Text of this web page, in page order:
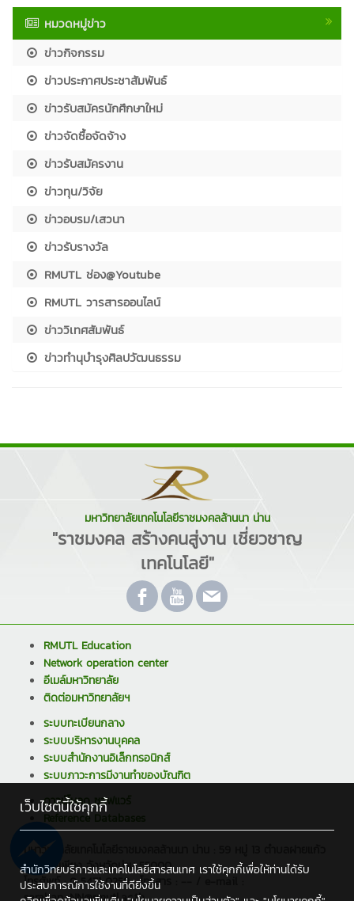
หมวดหมู่ข่าว
ข่าวกิจกรรม
ข่าวประกาศประชาสัมพันธ์
ข่าวรับสมัครนักศึกษาใหม่
ข่าวจัดซื้อจัดจ้าง
ข่าวรับสมัครงาน
ข่าวทุน/วิจัย
ข่าวอบรม/เสวนา
ข่าวรับรางวัล
RMUTL ช่อง@Youtube
RMUTL วารสารออนไลน์
ข่าววิเทศสัมพันธ์
ข่าวทำนุบำรุงศิลปวัฒนธรรม
มหาวิทยาลัยเทคโนโลยีราชมงคลล้านนา น่าน
"ราชมงคล สร้างคนสู่งาน เชี่ยวชาญ
เทคโนโลยี"
RMUTL Education
Network operation center
อีเมล์มหาวิทยาลัย
ติดต่อมหาวิทยาลัยฯ
ระบบทะเบียนกลาง
ระบบบริหารงานบุคคล
ระบบสำนักงานอิเล็กทรอนิกส์
ระบบภาวะการมีงานทำของบัณฑิต
ดาวน์โหลด ซอฟแวร์
Reference Databases
มหาวิทยาลัยเทคโนโลยีราชมงคลล้านนา น่าน : 59 หมู่ 13 ตำบลฝายแก้ว
อำเภอภูเพียง จังหวัดน่าน 55000
โทรศัพท์ : 0 5471 0259 , โทรสาร : -- / e-mail :
saraban_NN@rmutl.ac.th
เว็บไซต์นี้ใช้คุกกี้
สำนักวิทยบริการและเทคโนโลยีสารสนเทศ เราใช้คุกกี้เพื่อให้ท่านได้รับ
ประสบการณ์การใช้งานที่ดียิ่งขึ้น